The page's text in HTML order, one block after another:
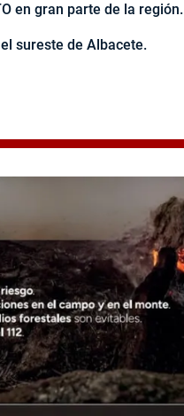
en gran parte de la región.
sureste de Albacete.